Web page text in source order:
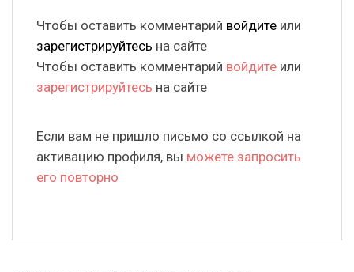
Чтобы оставить комментарий войдите или
зарегистрируйтесь на сайте
Чтобы оставить комментарий войдите или
зарегистрируйтесь на сайте
Если вам не пришло письмо со ссылкой на
активацию профиля, вы можете запросить
его повторно